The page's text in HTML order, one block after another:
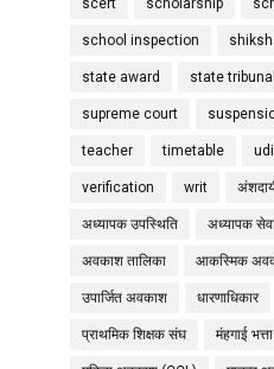
scert scholarship
school inspection
state award state tribunal
supreme court
teacher timetable
verification writ
अध्यापक उपस्थिति अध्यापक
अवकाश तालिका आकस्मिक
उपार्जित अवकाश धारणाधिकार
प्राथमिक शिक्षक संघ मंहगाई भत्ता